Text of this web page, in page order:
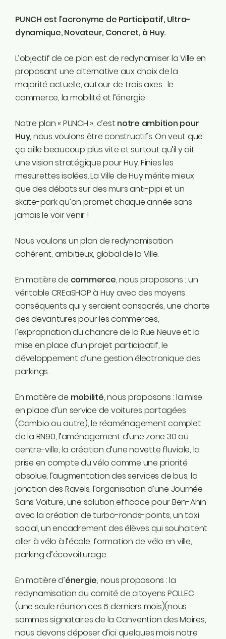
PUNCH est l’acronyme de Participatif, Ultra-
dynamique, Novateur, Concret, à Huy.
L’objectif de ce plan est de redynamiser la Ville en
proposant une alternative aux choix de la
majorité actuelle, autour de trois axes : le
commerce, la mobilité et l’énergie.
Notre plan « PUNCH », c’est notre ambition pour
Huy, nous voulons être constructifs. On veut que
ça aille beaucoup plus vite et surtout qu’il y ait
une vision stratégique pour Huy. Finies les
mesurettes isolées. La Ville de Huy mérite mieux
que des débats sur des murs anti-pipi et un
skate-park qu’on promet chaque année sans
jamais le voir venir !
Nous voulons un plan de redynamisation
cohérent, ambitieux, global de la Ville.
En matière de commerce, nous proposons : un
véritable CREaSHOP à Huy avec des moyens
conséquents qui y seraient consacrés, une charte
des devantures pour les commerces,
l’expropriation du chancre de la Rue Neuve et la
mise en place d’un projet participatif, le
développement d’une gestion électronique des
parkings…
En matière de mobilité, nous proposons : la mise
en place d’un service de voitures partagées
(Cambio ou autre), le réaménagement complet
de la RN90, l’aménagement d’une zone 30 au
centre-ville, la création d’une navette fluviale, la
prise en compte du vélo comme une priorité
absolue, l’augmentation des services de bus, la
jonction des Ravels, l’organisation d’une Journée
Sans Voiture, une solution efficace pour Ben-Ahin
avec la création de turbo-ronds-points, un taxi
social, un encadrement des élèves qui souhaitent
aller à vélo à l’école, formation de vélo en ville,
parking d’écovoiturage.
En matière d’énergie, nous proposons : la
redynamisation du comité de citoyens POLLEC
(une seule réunion ces 6 derniers mois)(nous
sommes signataires de la Convention des Maires,
nous devons déposer d’ici quelques mois notre